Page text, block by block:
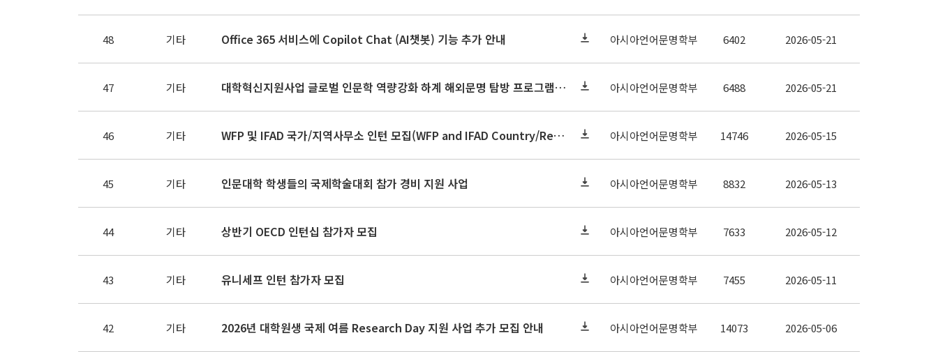
48 기타 Office 365 서비스에 Copilot Chat (AI챗봇) 기능 추가 안내 아시아언어문명학부 6402 2026-05-21
47 기타 대학혁신지원사업 글로벌 인문학 역량강화 하계 해외문명 탐방 프로그램 개최 안내 아시아언어문명학부 6488 2026-05-21
46 기타 WFP 및 IFAD 국가/지역사무소 인턴 모집(WFP and IFAD Country/Regional Office Internship Opportunities) 아시아언어문명학부 14746 2026-05-15
45 기타 인문대학 학생들의 국제학술대회 참가 경비 지원 사업 아시아언어문명학부 8832 2026-05-13
44 기타 상반기 OECD 인턴십 참가자 모집 아시아언어문명학부 7633 2026-05-12
43 기타 유니세프 인턴 참가자 모집 아시아언어문명학부 7455 2026-05-11
42 기타 2026년 대학원생 국제 여름 Research Day 지원 사업 추가 모집 안내 아시아언어문명학부 14073 2026-05-06